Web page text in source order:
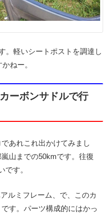
。軽いシートポストを調達し
ねー。
ーボンサドルで行
あれこれ出かけてみまし
山までの50kmです。往復
です。
ルミフレーム、で、このカ
す。パーツ構成的にはかっ